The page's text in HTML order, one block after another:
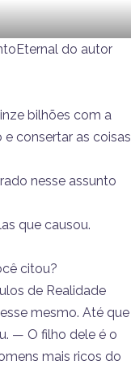
do autor
bilhões com a
consertar as coisas
nesse assunto
que causou.
citou?
de Realidade
mesmo. Até que
— O filho dele é o
mais ricos do